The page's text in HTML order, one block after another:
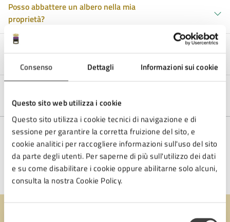
Consenso Dettagli Informazioni sui cookie
Questo sito web utilizza i cookie
Questo sito utilizza i cookie tecnici di navigazione e di
sessione per garantire la corretta fruizione del sito, e
cookie analitici per raccogliere informazioni sull'uso del sito
da parte degli utenti. Per saperne di più sull'utilizzo dei dati
e su come disabilitare i cookie oppure abilitarne solo alcuni,
consulta la nostra Cookie Policy.
Posso abbattere un albero nella mia
proprietà?
Se cambio indirizzo o residenza, devo rifare la
in una relazione violenta, cosa posso fare?
Nessuna altra domanda